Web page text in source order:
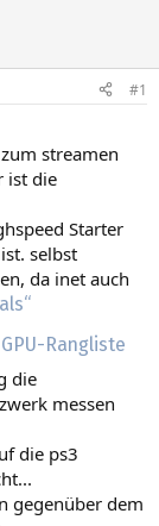
GPU-Rangliste
#1
streamen
ist die
Starter
selbst
da inet auch
die
messen
die ps3
gegenüber dem